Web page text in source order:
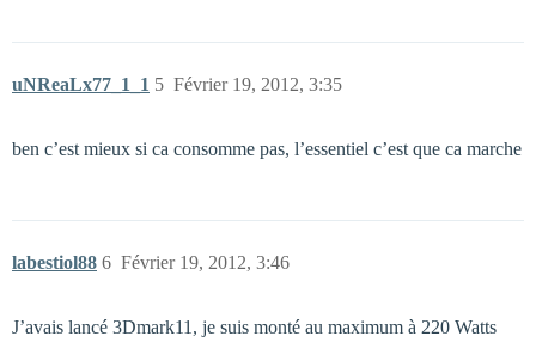
uNReaLx77_1_1 Février 19, 2012, 3:35
5
ben c’est mieux si ca consomme pas, l’essentiel c’est que ca marche
labestiol88 Février 19, 2012, 3:46
6
J’avais lancé 3Dmark11, je suis monté au maximum à 220 Watts